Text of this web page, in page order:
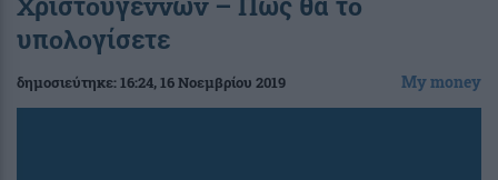
υπολογίσετε
δημοσιεύτηκε:16:24, 16 Νοεμβρίου 2019 My money